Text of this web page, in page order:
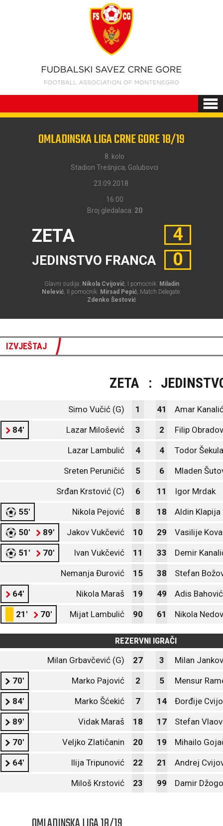
OMLADINSKA LIGA CRNE GORE 18/19
8. kolo
Stadion Trešnjica, Golubovci
23.09.2018.
16:00
Broj gledalaca: 20
ZETA
JEDINSTVO FRANCA
4
0
Glavni sudija: Nikola Cvijović, I pomoćnik: Miladin
Nelević, II pomoćnik: Mirsad Pepić, Match Delegate:
Zdenko Šestović
IZVJEŠTAJ
ZETA :
Simo Vučić (G) 1 41 Amar
84' Lazar Milošević 3 2 Filip
Lazar Lambulić 4 4 Todor
Sreten Peruničić 5 6 Mladen
Srđan Krstović (C) 6 11 Igor Mrdak
55' Nikola Pejović 8 18 Aldin Klapija
50' 89' Jakov Vukčević 10 29 Vasilije
51' 70' Ivan Vukčević 11 33 Demir
Nemanja Đurović 15 38 Stefan
64' Nikola Maraš 19 49 Adis Bahović
21' 70' Mijat Lambulić 90 61 Nikola
REZERVNI IGRAČI
Milan Grbavčević (G)
27 3 Milan
70' Marko Pajović 2 5 Mensur
84' Marko Šćekić 7 14 Đorđije
89' Vidak Maraš 18 17 Stefan
70' Veljko Zlatičanin 20 19 Mihailo
64' Ilija Tripunović 22 21 Andrej
Miloš Krstović 23 99 Damir